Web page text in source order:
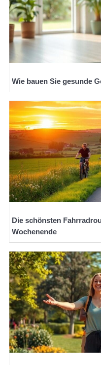
Wie bauen Sie gesunde
Die schönsten
Wochenende